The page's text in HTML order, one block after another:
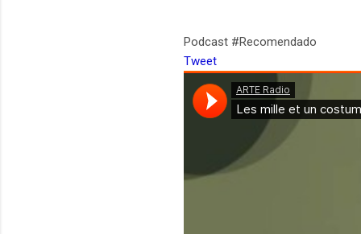
Podcast #Recomendado
Tweet